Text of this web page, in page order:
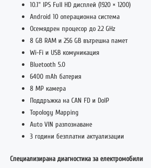
10.1" IPS Full HD дисплей (1920 × 1200)
Android 10 операционна система
Осемядрен процесор до 2.2 GHz
8 GB RAM и 256 GB вътрешна памет
Wi-Fi и USB комуникация
Bluetooth 5.0
6400 mAh батерия
8 MP камера
Поддръжка на CAN FD и DoIP
Topology Mapping
Auto VIN разпознаване
3 години безплатни актуализации
Специализирана диагностика за електромобили